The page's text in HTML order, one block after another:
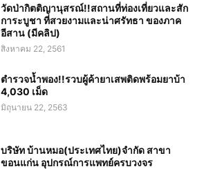
วัดป่ากิตติญานุสรณ์!!สถานที่ท่องเที่ยวและสัก
การะบูชา ที่สวยงามและน่าศรัทธา ของภาค
อีสาน (มีคลิป)
สิงหาคม 22, 2561
ตำรวจน้ำพอง!!รวบผู้ค้ายาเสพติดพร้อมยาบ้า
4,030 เม็ด
มิถุนายน 22, 2563
บริษัท บ้านหมอ(ประเทศไทย)จำกัด สาขา
ขอนแก่น อุปกรณ์การแพทย์ครบวงจร